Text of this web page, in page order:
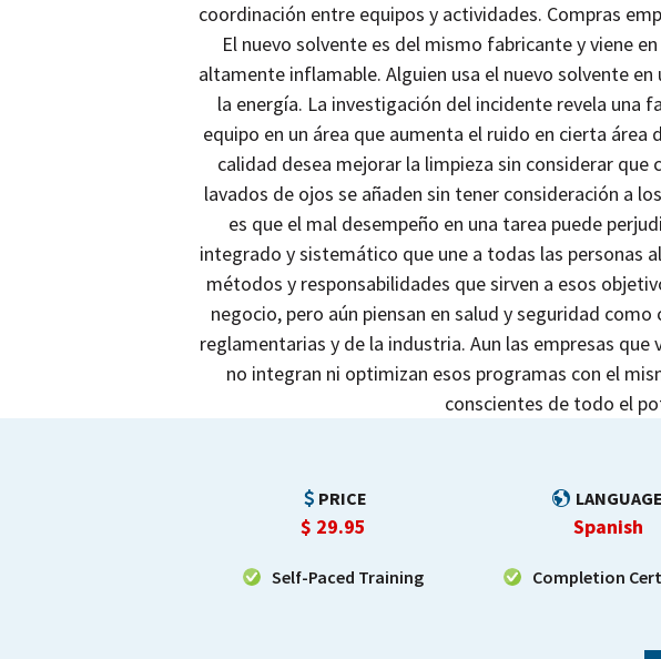
coordinación entre equipos y actividades. Compras
El nuevo solvente es del mismo fabricante y viene
altamente inflamable. Alguien usa el nuevo solvente
la energía. La investigación del incidente revela una
equipo en un área que aumenta el ruido en cierta
calidad desea mejorar la limpieza sin considerar
lavados de ojos se añaden sin tener consideración a
es que el mal desempeño en una tarea puede
integrado y sistemático que une a todas las personas
métodos y responsabilidades que sirven a esos
negocio, pero aún piensan en salud y seguridad
reglamentarias y de la industria. Aun las empresas
no integran ni optimizan esos programas con el
conscientes de todo el
PRICE
$ 29.95
Self-Paced Training
LANGUAGE
Spanish
Completion